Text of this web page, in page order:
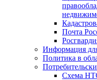
Почта
Информация
Политика в
Схема